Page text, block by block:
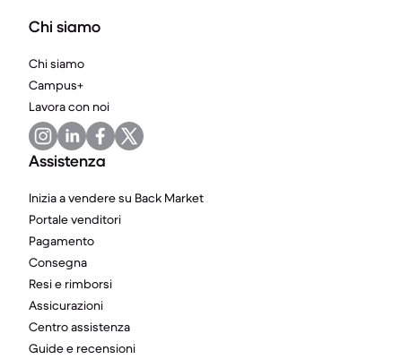
Chi siamo
Chi siamo
Campus+
Lavora con noi
Assistenza
Inizia a vendere su Back Market
Portale venditori
Pagamento
Consegna
Resi e rimborsi
Assicurazioni
Centro assistenza
Guide e recensioni